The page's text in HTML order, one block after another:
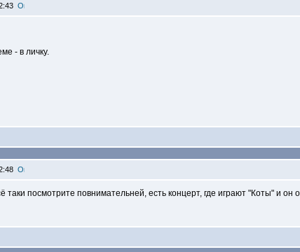
- в личку.
таки посмотрите повнимательней, есть концерт, где играют "Коты" и он